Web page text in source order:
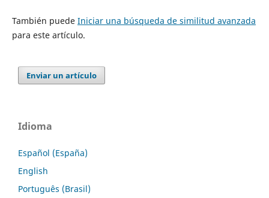
También puede Iniciar una búsqueda de similitud avanzada
para este artículo.
Enviar un artículo
Idioma
Español (España)
English
Português (Brasil)